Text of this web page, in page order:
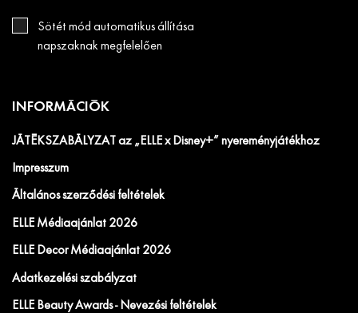
Sötét mód automatikus állítása
napszaknak megfelelően
INFORMÁCIÓK
JÁTÉKSZABÁLYZAT az „ELLE x Disney+” nyereményjátékhoz
Impresszum
Általános szerződési feltételek
ELLE Médiaajánlat 2026
ELLE Decor Médiaajánlat 2026
Adatkezelési szabályzat
ELLE Beauty Awards - Nevezési feltételek